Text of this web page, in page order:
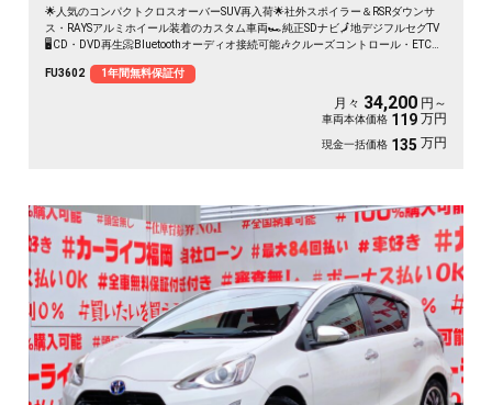
🌟人気のコンパクトクロスオーバーSUV再入荷🌟社外スポイラー＆RSRダウンサ
ス・RAYSアルミホイール装着のカスタム車両🏎️純正SDナビ🗾地デジフルセグTV
🖥️CD・DVD再生📀Bluetoothオーディオ接続可能🎶クルーズコントロール・ETC車
FU3602
1年間無料保証付
月々 34,200 円～
車両本体価格 119 万円
現金一括価格 135 万円